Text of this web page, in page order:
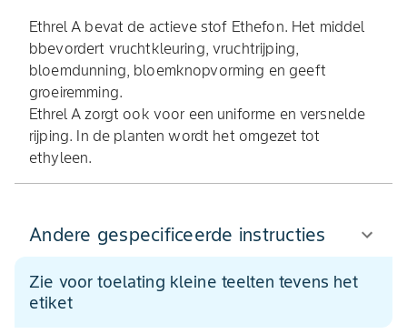
Ethrel A bevat de actieve stof Ethefon. Het middel
bbevordert vruchtkleuring, vruchtrijping,
bloemdunning, bloemknopvorming en geeft
groeiremming.
Ethrel A zorgt ook voor een uniforme en versnelde
rijping. In de planten wordt het omgezet tot
ethyleen.
Andere gespecificeerde instructies
Zie voor toelating kleine teelten tevens het
etiket